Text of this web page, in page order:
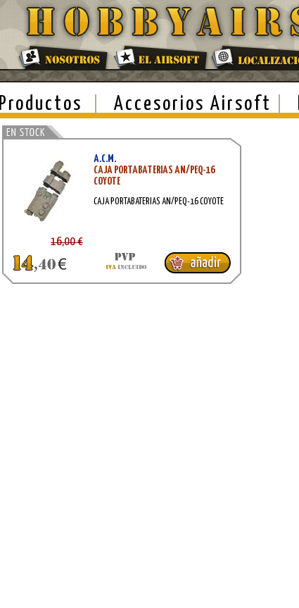
Productos Accesorios Airsoft
A.C.M.
CAJA PORTABATERIAS AN/PEQ-16
COYOTE
CAJA PORTABATERIAS AN/PEQ-16 COYOTE
16,00 €